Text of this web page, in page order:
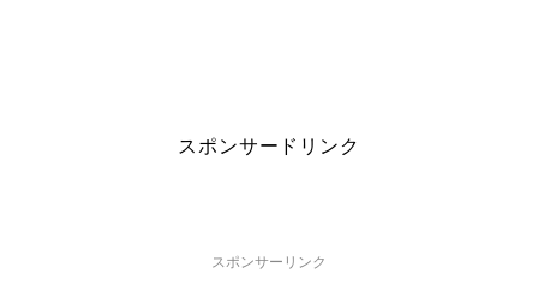
スポンサードリンク
スポンサーリンク